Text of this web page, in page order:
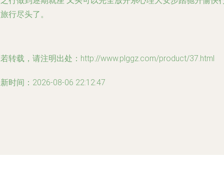
行尽头了。
转载，请注明出处：http://www.plggz.com/product/37.html
时间：2026-08-06 22:12:47